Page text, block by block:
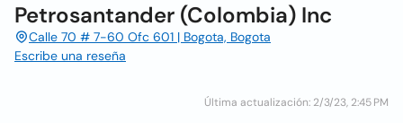
Petrosantander (Colombia) Inc
Calle 70 # 7-60 Ofc 601 | Bogota, Bogota
Escribe una reseña
Última actualización: 2/3/23, 2:45 PM